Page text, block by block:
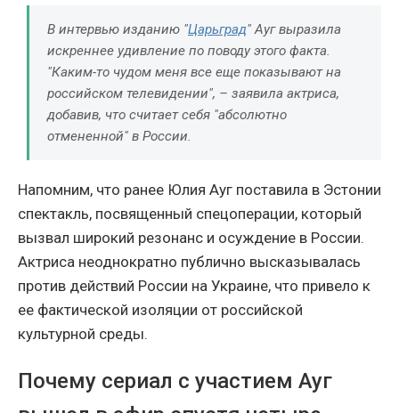
В интервью изданию "Царьград" Ауг выразила
искреннее удивление по поводу этого факта.
"Каким-то чудом меня все еще показывают на
российском телевидении", – заявила актриса,
добавив, что считает себя "абсолютно
отмененной" в России.
Напомним, что ранее Юлия Ауг поставила в Эстонии
спектакль, посвященный спецоперации, который
вызвал широкий резонанс и осуждение в России.
Актриса неоднократно публично высказывалась
против действий России на Украине, что привело к
ее фактической изоляции от российской
культурной среды.
Почему сериал с участием Ауг